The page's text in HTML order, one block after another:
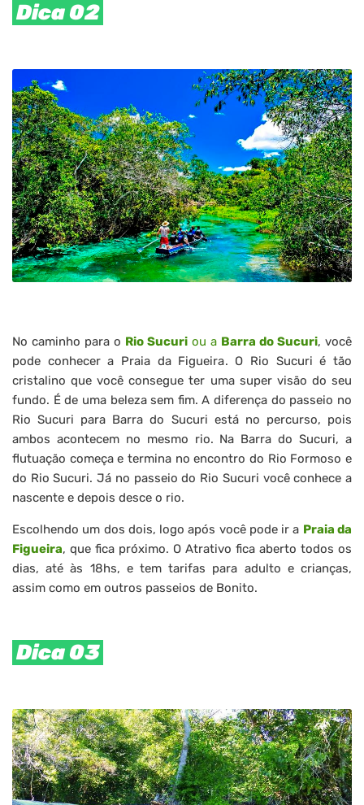
Dica 02
No caminho para o Rio Sucuri ou a Barra do Sucuri, você
pode conhecer a Praia da Figueira. O Rio Sucuri é tão
cristalino que você consegue ter uma super visão do seu
fundo. É de uma beleza sem fim. A diferença do passeio no
Rio Sucuri para Barra do Sucuri está no percurso, pois
ambos acontecem no mesmo rio. Na Barra do Sucuri, a
flutuação começa e termina no encontro do Rio Formoso e
do Rio Sucuri. Já no passeio do Rio Sucuri você conhece a
nascente e depois desce o rio.
Escolhendo um dos dois, logo após você pode ir a Praia da
Figueira, que fica próximo. O Atrativo fica aberto todos os
dias, até às 18hs, e tem tarifas para adulto e crianças,
assim como em outros passeios de Bonito.
Dica 03